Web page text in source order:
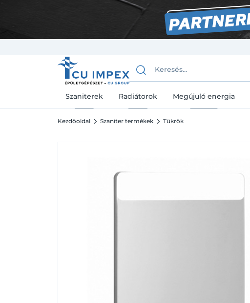
Szaniterek Radiátorok Megújuló energia
Kezdőoldal Szaniter termékek Tükrök